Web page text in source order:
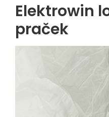
Elektrowin
praček